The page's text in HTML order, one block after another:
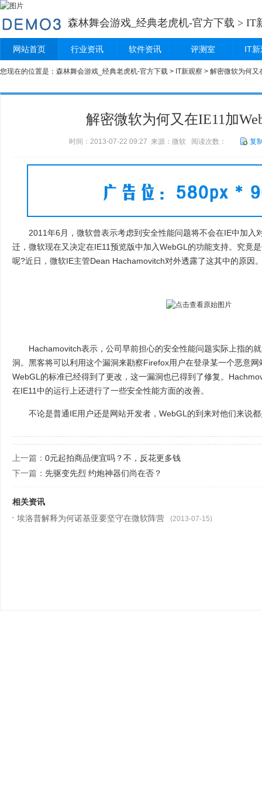
森林舞会游戏_经典老虎机-官方下载 > IT
网站首页 行业资讯 软件资讯 评测室 IT
您现在的位置是： 森林舞会游戏_经典老虎机-官方下载 > IT新观察 > 解密微软为何又
解密微软为何又在IE11加
时间：2013-07-22 09:27 来源：微软 阅读次数： 复
2011年6月，微软曾表示考虑到安全性能问题将不会在IE中加入
迁，微软现在又决定在IE11预览版中加入WebGL的功能支持。究竟
呢?近日，微软IE主管Dean Hachamovitch对外透露了这其中的原因
Hachamovitch表示，公司早前担心的安全性能问题实际上指的
洞。黑客将可以利用这个漏洞来勘察Firefox用户在登录某一个恶意
WebGL的标准已经得到了更改，这一漏洞也已得到了修复。
在IE11中的运行上还进行了一些安全性能方面的改善。
不论是普通IE用户还是网站开发者，WebGL的到来对他们来说都
上一篇： 0元起拍商品便宜吗？不，反花更多钱
下一篇： 先驱变先烈 约炮神器们尚在否？
相关资讯
埃洛普解释为何诺基亚要坚守在微软阵营
(2013-07-15)